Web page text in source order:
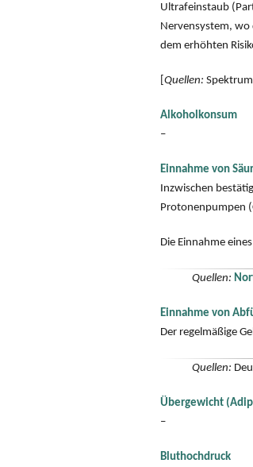
Ultrafeinstaub
Nervensystem,
dem erhöhten
Quellen: Spektrum
Alkoholkonsum
–
Einnahme von
Inzwischen
Protonenpumpen
Die Einnahme
Quellen:
Einnahme von
Der regelmäßige
Quellen:
Übergewicht
–
Bluthochdruck